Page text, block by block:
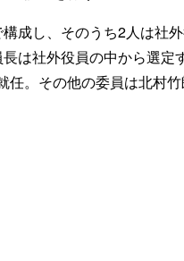
成し、そのうち2人は社
は社外役員の中から選定
任。その他の委員は北村